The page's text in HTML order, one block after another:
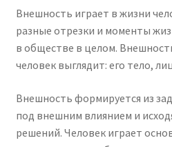
Внешность играет в жизни
разные отрезки и моменты
в обществе в целом.
человек выглядит: его тело,
Внешность формируется из
под внешним влиянием и
решений. Человек играет